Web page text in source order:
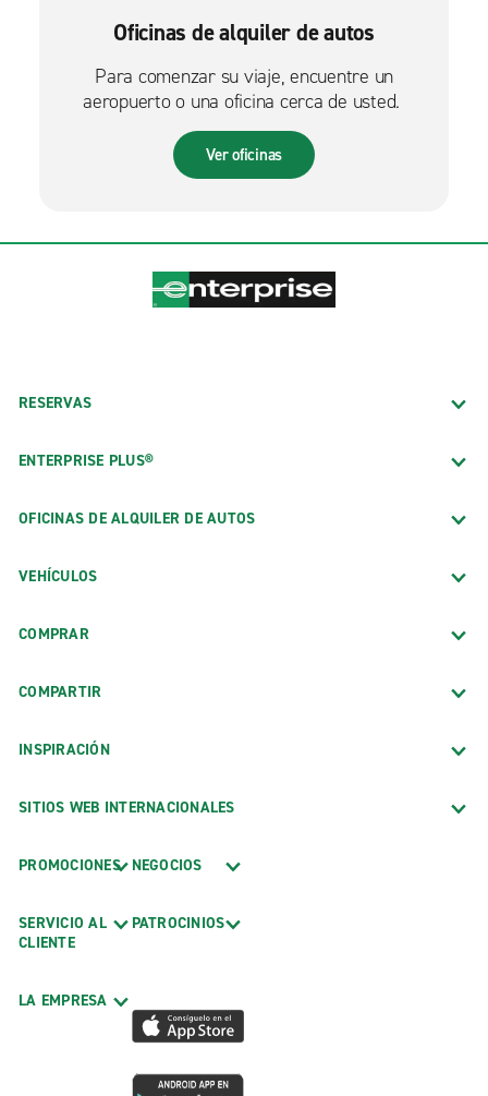
Oficinas de alquiler de autos
Para comenzar su viaje, encuentre un
aeropuerto o una oficina cerca de usted.
Ver oficinas
RESERVAS
ENTERPRISE PLUS®
OFICINAS DE ALQUILER DE AUTOS
VEHÍCULOS
COMPRAR
COMPARTIR
INSPIRACIÓN
SITIOS WEB INTERNACIONALES
PROMOCIONES
SERVICIO AL
CLIENTE
LA EMPRESA
NEGOCIOS
PATROCINIOS